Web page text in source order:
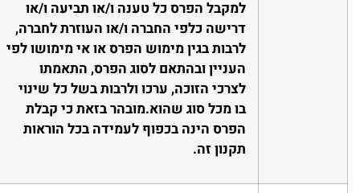
למקבל הפרס כל טענה ו/או תביעה ו/או
דרישה כלפי החברה ו/או העוזרת לחברה,
לרבות בגין מימוש הפרס או אי מימושו לפי
העניין ובהתאם לסוג הפרס, התאמתו
לצרכי הזוכה, ערכו ולרבות בשל כל שינוי
בו מכל סוג שהוא.מובהר בזאת כי קבלת
הפרס הינה בכפוף לעמידה בכל הוראות
תקנון זה.